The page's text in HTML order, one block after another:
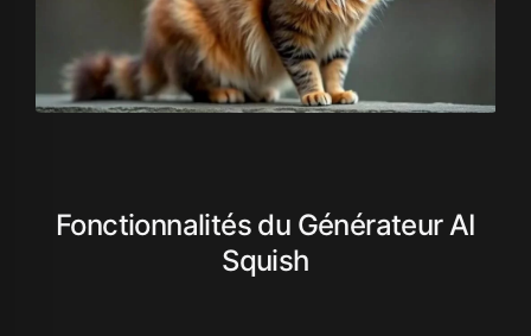
Fonctionnalités du Générateur AI
Squish